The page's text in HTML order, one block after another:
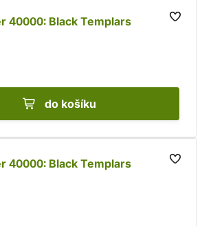
40000: Black Templars
do košíku
40000: Black Templars